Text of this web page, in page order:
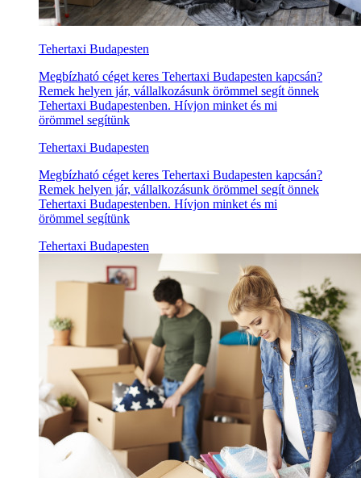
Tehertaxi Budapesten
Megbízható céget keres Tehertaxi Budapesten kapcsán?
Remek helyen jár, vállalkozásunk örömmel segít önnek
Tehertaxi Budapestenben. Hívjon minket és mi
örömmel segítünk
Tehertaxi Budapesten
Megbízható céget keres Tehertaxi Budapesten kapcsán?
Remek helyen jár, vállalkozásunk örömmel segít önnek
Tehertaxi Budapestenben. Hívjon minket és mi
örömmel segítünk
Tehertaxi Budapesten